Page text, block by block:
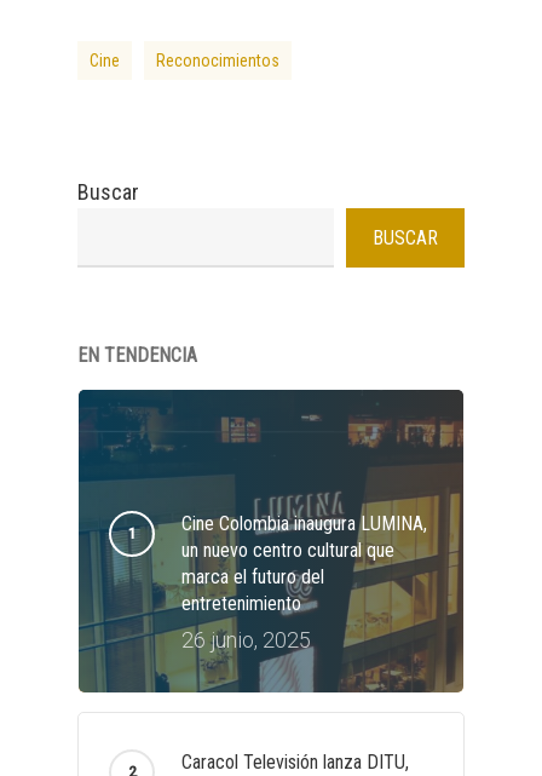
Cine Reconocimientos
Buscar
BUSCAR
EN TENDENCIA
Cine Colombia inaugura LUMINA,
un nuevo centro cultural que
marca el futuro del
entretenimiento
26 junio, 2025
Caracol Televisión lanza DITU,